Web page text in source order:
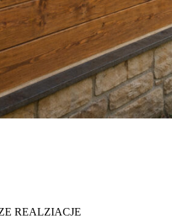
REALZIACJE